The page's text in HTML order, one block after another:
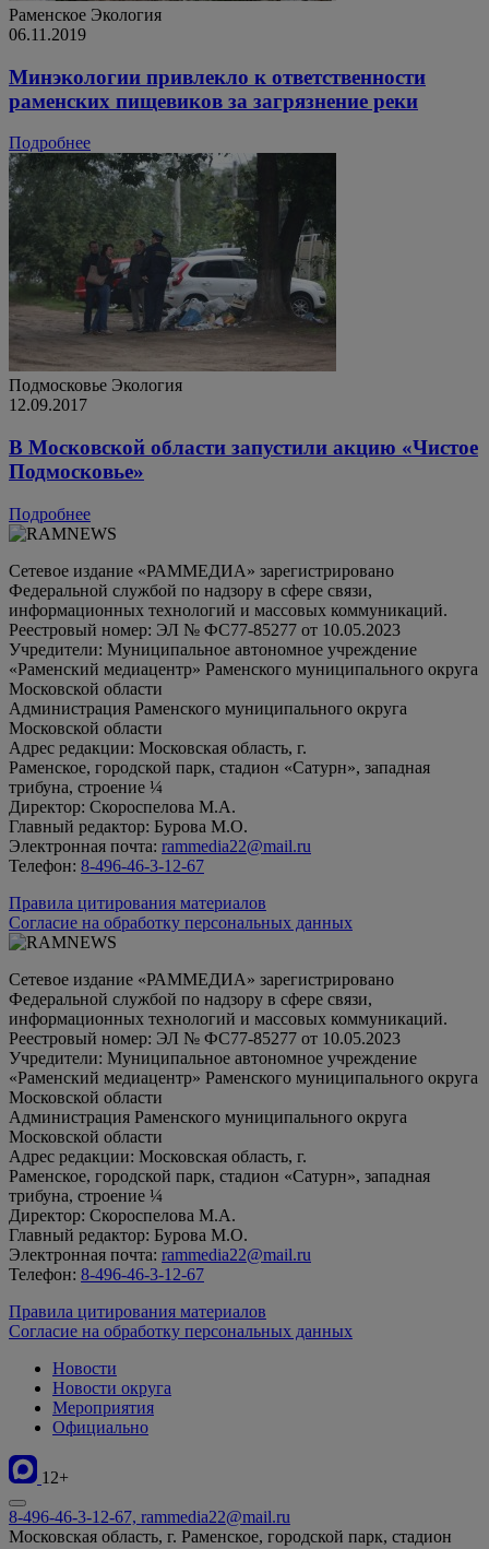
Раменское Экология
06.11.2019
Минэкологии привлекло к ответственности
раменских пищевиков за загрязнение реки
Подробнее
Подмосковье Экология
12.09.2017
В Московской области запустили акцию «Чистое
Подмосковье»
Подробнее
Сетевое издание «РАММЕДИА» зарегистрировано
Федеральной службой по надзору в сфере связи,
информационных технологий и массовых коммуникаций.
Реестровый номер: ЭЛ № ФС77-85277 от 10.05.2023
Учредители: Муниципальное автономное учреждение
«Раменский медиацентр» Раменского муниципального округа
Московской области
Администрация Раменского муниципального округа
Московской области
Адрес редакции: Московская область, г.
Раменское, городской парк, стадион «Сатурн», западная
трибуна, строение ¼
Директор: Скороспелова М.А.
Главный редактор: Бурова М.О.
Электронная почта: rammedia22@mail.ru
Телефон: 8-496-46-3-12-67
Правила цитирования материалов
Согласие на обработку персональных данных
Сетевое издание «РАММЕДИА» зарегистрировано
Федеральной службой по надзору в сфере связи,
информационных технологий и массовых коммуникаций.
Реестровый номер: ЭЛ № ФС77-85277 от 10.05.2023
Учредители: Муниципальное автономное учреждение
«Раменский медиацентр» Раменского муниципального округа
Московской области
Администрация Раменского муниципального округа
Московской области
Адрес редакции: Московская область, г.
Раменское, городской парк, стадион «Сатурн», западная
трибуна, строение ¼
Директор: Скороспелова М.А.
Главный редактор: Бурова М.О.
Электронная почта: rammedia22@mail.ru
Телефон: 8-496-46-3-12-67
Правила цитирования материалов
Согласие на обработку персональных данных
Новости
Новости округа
Мероприятия
Официально
12+
8-496-46-3-12-67, rammedia22@mail.ru
Московская область, г. Раменское, городской парк, стадион